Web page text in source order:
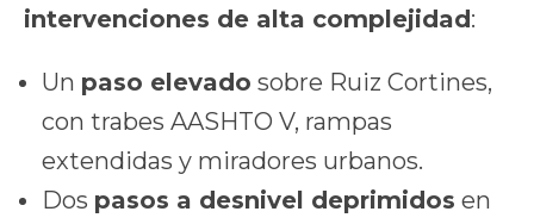
intervenciones de alta complejidad:
Un paso elevado sobre Ruiz Cortines,
con trabes AASHTO V, rampas
extendidas y miradores urbanos.
Dos pasos a desnivel deprimidos en